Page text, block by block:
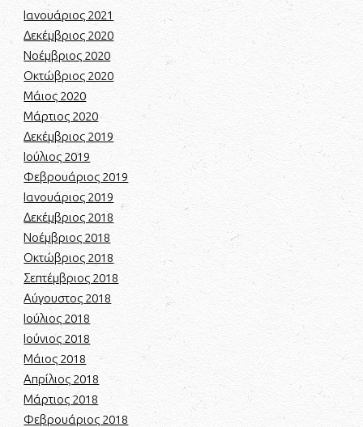
Ιανουάριος 2021
Δεκέμβριος 2020
Νοέμβριος 2020
Οκτώβριος 2020
Μάιος 2020
Μάρτιος 2020
Δεκέμβριος 2019
Ιούλιος 2019
Φεβρουάριος 2019
Ιανουάριος 2019
Δεκέμβριος 2018
Νοέμβριος 2018
Οκτώβριος 2018
Σεπτέμβριος 2018
Αύγουστος 2018
Ιούλιος 2018
Ιούνιος 2018
Μάιος 2018
Απρίλιος 2018
Μάρτιος 2018
Φεβρουάριος 2018